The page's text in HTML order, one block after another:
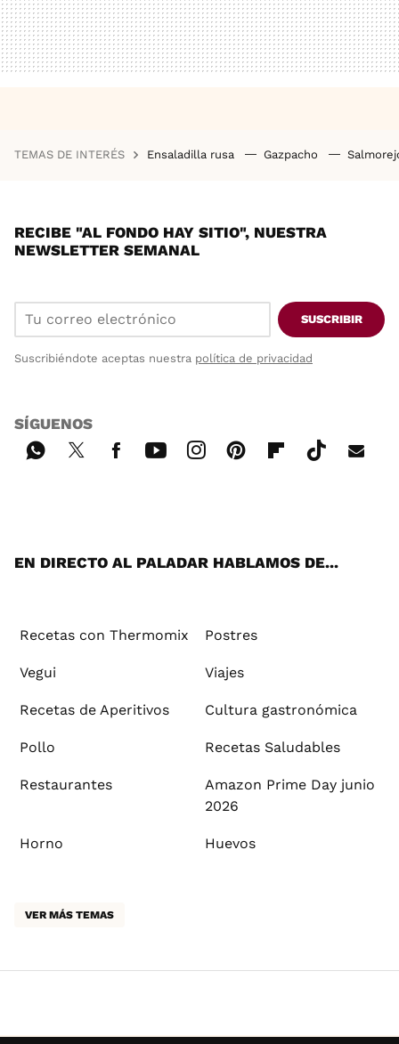
TEMAS DE INTERÉS Ensaladilla rusa Gazpacho
RECIBE "AL FONDO HAY SITIO", NUESTRA
NEWSLETTER SEMANAL
SUSCRIBIR
Suscribiéndote aceptas nuestra política de privacidad
SÍGUENOS
EN DIRECTO AL PALADAR HABLAMOS DE...
Recetas con Thermomix Postres
Vegui Viajes
Recetas de Aperitivos Cultura gastronómica
Pollo Recetas Saludables
Restaurantes
Amazon Prime Day junio
2026
Horno Huevos
VER MÁS TEMAS